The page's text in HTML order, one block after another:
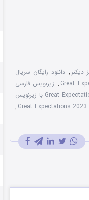
دیکنز , دانلود رایگان سریال
, زیرنویس فارسی
سریال Great Expectations 2023 با زیرنویس
,